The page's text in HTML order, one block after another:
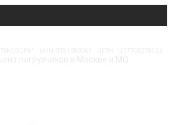
погрузчиков в Москве и МО